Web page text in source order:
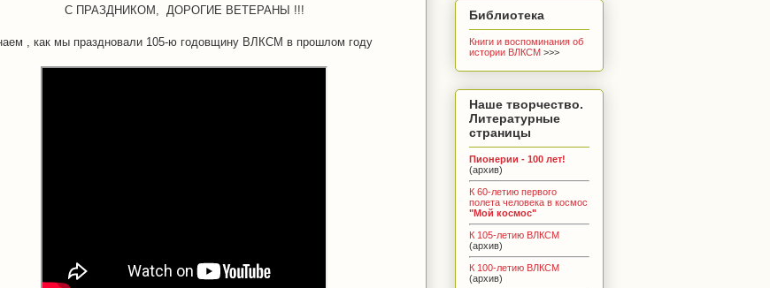
С ПРАЗДНИКОМ, ДОРОГИЕ ВЕТЕРАНЫ !!!
, как мы праздновали 105-ю годовщину ВЛКСМ в прошлом году
Библиотека
Книги и воспоминания об
истории ВЛКСМ >>>
Наше творчество.
Литературные
страницы
Пионерии - 100 лет!
(архив)
К 60-летию первого
полета человека в космос
"Мой космос"
К 105-летию ВЛКСМ
(архив)
К 100-летию ВЛКСМ
(архив)